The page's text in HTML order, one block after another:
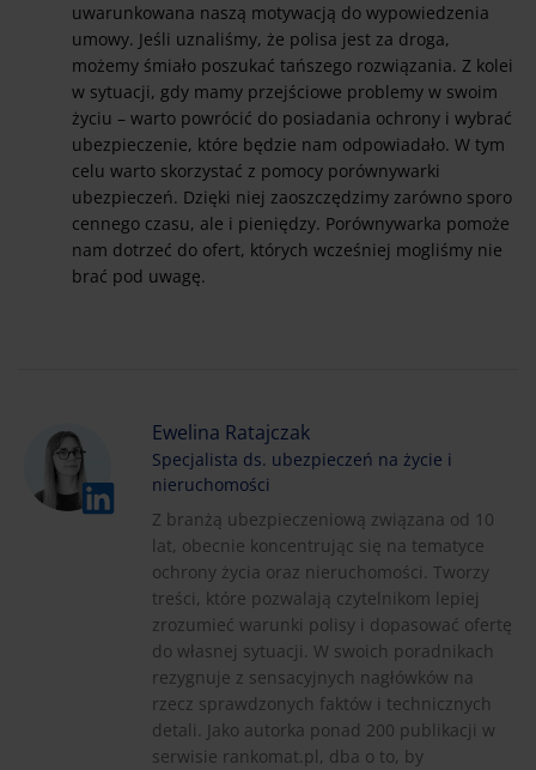
uwarunkowana naszą motywacją do wypowiedzenia
umowy. Jeśli uznaliśmy, że polisa jest za droga,
możemy śmiało poszukać tańszego rozwiązania. Z kolei
w sytuacji, gdy mamy przejściowe problemy w swoim
życiu – warto powrócić do posiadania ochrony i wybrać
ubezpieczenie, które będzie nam odpowiadało. W tym
celu warto skorzystać z pomocy porównywarki
ubezpieczeń. Dzięki niej zaoszczędzimy zarówno sporo
cennego czasu, ale i pieniędzy. Porównywarka pomoże
nam dotrzeć do ofert, których wcześniej mogliśmy nie
brać pod uwagę.
Ewelina Ratajczak
Specjalista ds. ubezpieczeń na życie i
nieruchomości
Z branżą ubezpieczeniową związana od 10
lat, obecnie koncentrując się na tematyce
ochrony życia oraz nieruchomości. Tworzy
treści, które pozwalają czytelnikom lepiej
zrozumieć warunki polisy i dopasować ofertę
do własnej sytuacji. W swoich poradnikach
rezygnuje z sensacyjnych nagłówków na
rzecz sprawdzonych faktów i technicznych
detali. Jako autorka ponad 200 publikacji w
serwisie rankomat.pl, dba o to, by